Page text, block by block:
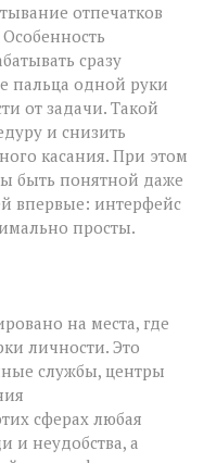
отпечатков
сразу
пальца одной руки
от задачи. Такой
и снизить
касания. При этом
быть понятной даже
впервые: интерфейс
просты.
на места, где
личности. Это
службы, центры
сферах любая
и неудобства, а